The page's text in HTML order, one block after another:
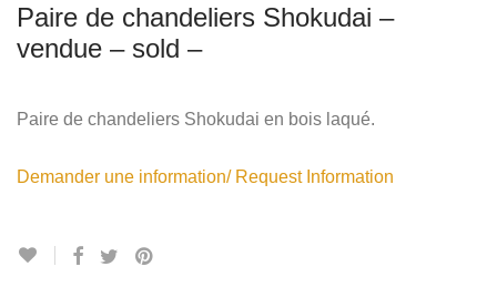
Paire de chandeliers Shokudai –
vendue – sold –
Paire de chandeliers Shokudai en bois laqué.
Demander une information/ Request Information